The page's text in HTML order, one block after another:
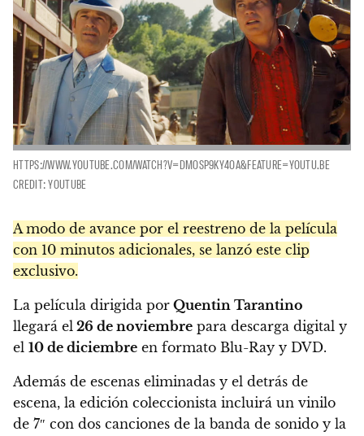
HTTPS://WWW.YOUTUBE.COM/WATCH?V=DMOSP9KY4OA&FEATURE=YOUTU.BE
CREDIT: YOUTUBE
A modo de avance por el reestreno de la película
con 10 minutos adicionales, se lanzó este clip
exclusivo.
La película dirigida por Quentin Tarantino
llegará el 26 de noviembre para descarga digital y
el 10 de diciembre en formato Blu-Ray y DVD.
Además de escenas eliminadas y el detrás de
escena, la edición coleccionista incluirá un vinilo
de 7″ con dos canciones de la banda de sonido y la